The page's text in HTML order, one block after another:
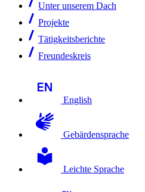
Unter unserem Dach
Projekte
Tätigkeitsberichte
Freundeskreis
English
Gebärdensprache
Leichte Sprache